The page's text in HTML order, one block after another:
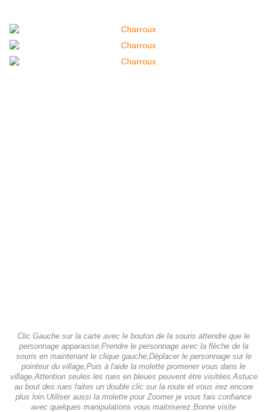
Clic Gauche sur la carte avec le bouton de la souris attendre que le
personnage apparaisse,Prendre le personnage avec la flèche de la
souris en maintenant le clique gauche,Déplacer le personnage sur le
pointeur du village,Puis à l'aide la molette promener vous dans le
village,Attention seules les rues en bleues peuvent étre visitées.Astuce
au bout des rues faites un double clic sur la route et vous irez encore
plus loin.Utiliser aussi la molette pour Zoomer je vous fais confiance
avec quelques manipulations vous maitriserez.Bonne visite